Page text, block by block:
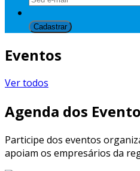
Eventos
Ver todos
Agenda dos
Participe dos eventos
apoiam os empresários da